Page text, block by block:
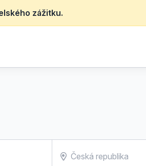
zážitku.